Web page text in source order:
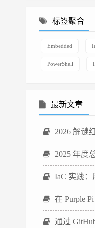
标签聚合
Embedded
PowerShell
最新文章
2026 解谜
2025 年度
IaC 实践
在 Purple
通过 GitHub